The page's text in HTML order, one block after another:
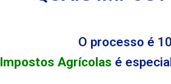
O processo é
Impostos Agrícolas é